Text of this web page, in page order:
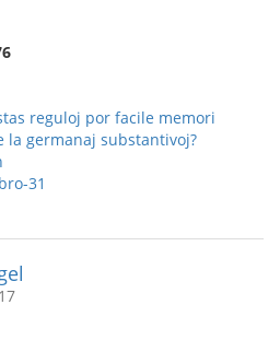
reguloj por facile memori
la germanaj substantivoj?
31